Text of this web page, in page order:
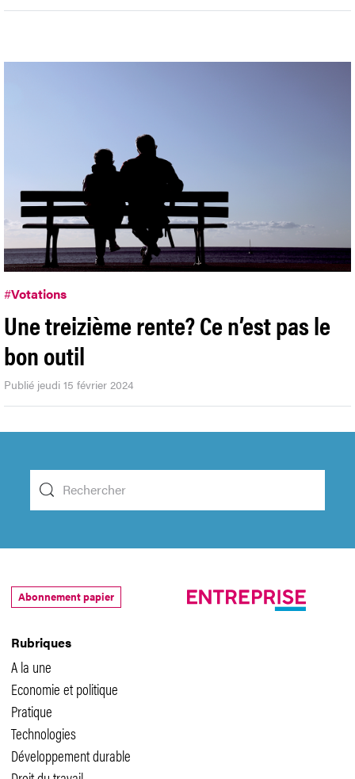
#Votations
Une treizième rente? Ce n’est pas le
bon outil
Publié jeudi 15 février 2024
Rubriques
A la une
Economie et politique
Pratique
Technologies
Développement durable
Abonnement papier